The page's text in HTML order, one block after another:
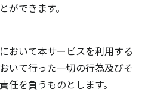
ができます。
おいて本サービスを利用する
いて行った一切の行為及びそ
任を負うものとします。